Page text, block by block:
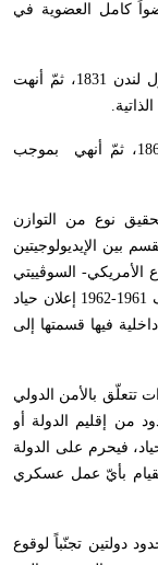
كامل العضوية في
وتقرّر وضعها في الحياد وفقاً لبروتوكول لندن 1831، ثمّ أنهت
د- لوكسمبورغ: تقرر بموجب معاهدة لندن عام 1867، ثمّ أنهي بموجب
نوع من التوازن
بين الإيديولوجيتين
الأمريكي- السوڤييتي
في منطقة جنوب شرق آسيا. فقد قرّر مؤتمر جنيڤ 1961-1962 إعلان حياد
فيها قسمتها إلى
تتعلّق بالأمن الدولي
من إقليم الدولة أو
فيحرم على الدولة
بأيّ عمل عسكري
دولتين تجنّباً لوقوع